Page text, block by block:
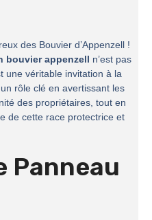
des Bouvier d’Appenzell !
bouvier appenzell n’est pas
une véritable invitation à la
rôle clé en avertissant les
des propriétaires, tout en
de cette race protectrice et
Panneau